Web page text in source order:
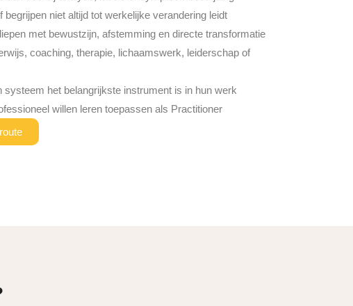
begrijpen niet altijd tot werkelijke verandering leidt
met bewustzijn, afstemming en directe transformatie
coaching, therapie, lichaamswerk, leiderschap of
systeem het belangrijkste instrument is in hun werk
willen leren toepassen als Practitioner